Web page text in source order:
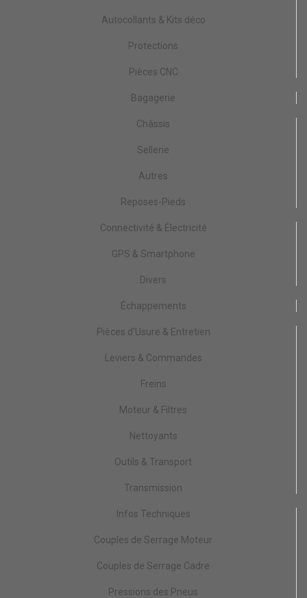
Autocollants & Kits déco
Protections
Pièces CNC
Bagagerie
Châssis
Sellerie
Autres
Reposes-Pieds
Connectivité & Électricité
GPS & Smartphone
Divers
Échappements
Pièces d'Usure & Entretien
Leviers & Commandes
Freins
Moteur & Filtres
Nettoyants
Outils & Transport
Transmission
Infos Techniques
Couples de Serrage Moteur
Couples de Serrage Cadre
Pressions des Pneus